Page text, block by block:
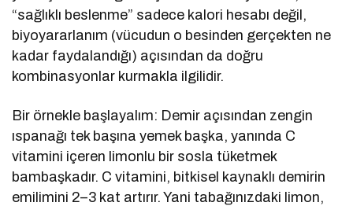
“sağlıklı beslenme” sadece kalori hesabı değil,
biyoyararlanım (vücudun o besinden gerçekten ne
kadar faydalandığı) açısından da doğru
kombinasyonlar kurmakla ilgilidir.
Bir örnekle başlayalım: Demir açısından zengin
ıspanağı tek başına yemek başka, yanında C
vitamini içeren limonlu bir sosla tüketmek
bambaşkadır. C vitamini, bitkisel kaynaklı demirin
emilimini 2–3 kat artırır. Yani tabağınızdaki limon,